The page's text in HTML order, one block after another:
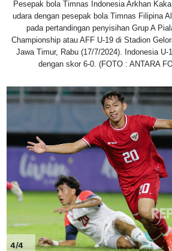
Pesepak bola Timnas Indonesia Arkhan
udara dengan pesepak bola Timnas Filipina
pada pertandingan penyisihan Grup A
Championship atau AFF U-19 di Stadion
Jawa Timur, Rabu (17/7/2024). Indonesia U-
dengan skor 6-0. (FOTO : ANTARA
4/4